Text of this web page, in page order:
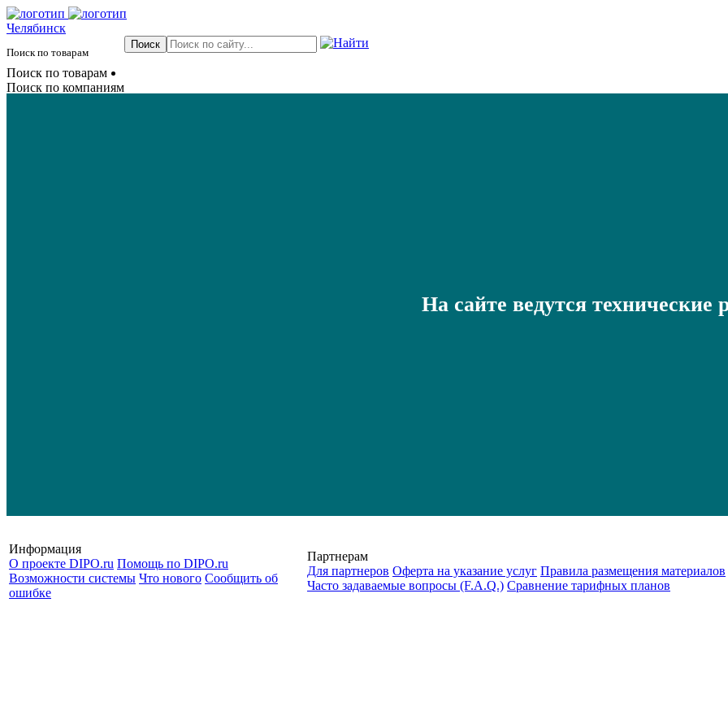
Челябинск
Поиск по товарам
Поиск по товарам
Поиск по компаниям
На сайте ведутся технические
Информация
О проекте DIPO.ru Помощь по DIPO.ru
Возможности системы Что нового Сообщить об
ошибке
Партнерам
Для партнеров Оферта на указание услуг Правила размещения материалов
Часто задаваемые вопросы (F.A.Q.) Cравнение тарифных планов